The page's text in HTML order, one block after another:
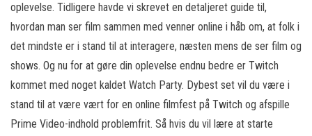
oplevelse. Tidligere havde vi skrevet en detaljeret guide til,
hvordan man ser film sammen med venner online i håb om, at folk i
det mindste er i stand til at interagere, næsten mens de ser film og
shows. Og nu for at gøre din oplevelse endnu bedre er Twitch
kommet med noget kaldet Watch Party. Dybest set vil du være i
stand til at være vært for en online filmfest på Twitch og afspille
Prime Video-indhold problemfrit. Så hvis du vil lære at starte